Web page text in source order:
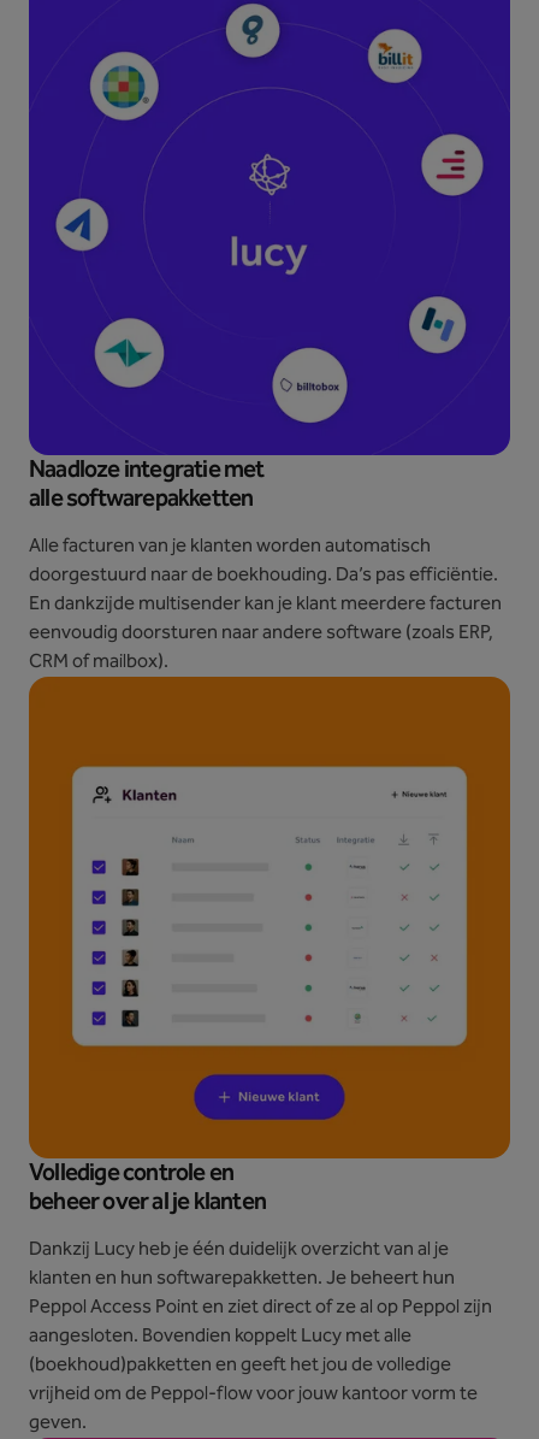
Naadloze integratie met
alle softwarepakketten
Alle facturen van je klanten worden automatisch
doorgestuurd naar de boekhouding. Da’s pas efficiëntie.
En dankzijde multisender kan je klant meerdere facturen
eenvoudig doorsturen naar andere software (zoals ERP,
CRM of mailbox).
Volledige controle en
beheer over al je klanten
Dankzij Lucy heb je één duidelijk overzicht van al je
klanten en hun softwarepakketten. Je beheert hun
Peppol Access Point en ziet direct of ze al op Peppol zijn
aangesloten. Bovendien koppelt Lucy met alle
(boekhoud)pakketten en geeft het jou de volledige
vrijheid om de Peppol-flow voor jouw kantoor vorm te
geven.